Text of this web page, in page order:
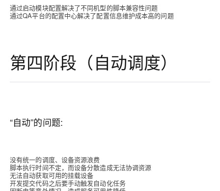
通过启动模块配置解决了不同机型的脚本兼容性问题
通过QA平台的配置中心解决了配置信息维护成本高的问题
第四阶段（自动调度）
“自动”的问题:
没有统一的调度、设备资源浪费
脚本执行时间不定，而设备分散造成无法协调资源
无法自动获取可用的挂载设备
开发提交代码之后要手动触发自动化任务